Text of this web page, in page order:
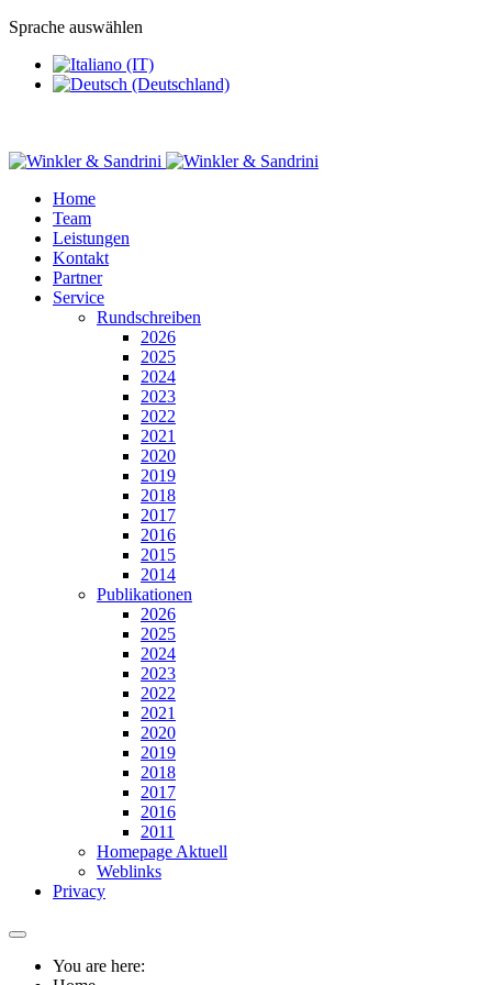
Sprache auswählen
Home
Team
Leistungen
Kontakt
Partner
Service
Rundschreiben
2026
2025
2024
2023
2022
2021
2020
2019
2018
2017
2016
2015
2014
Publikationen
2026
2025
2024
2023
2022
2021
2020
2019
2018
2017
2016
2011
Homepage Aktuell
Weblinks
Privacy
You are here: